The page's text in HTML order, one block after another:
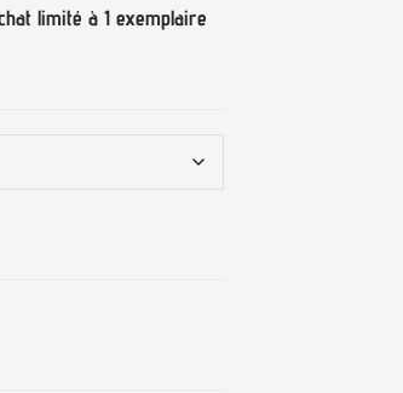
limité à 1 exemplaire